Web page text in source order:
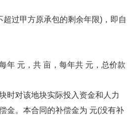
超过甲方原承包的剩余年限)，即自
年 元，共 亩，每年共 元，总价款
时对该地块实际投入资金和人力
金。本合同的补偿金为 元(没有补